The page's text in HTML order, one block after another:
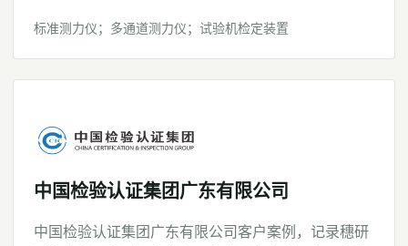
标准测力仪；多通道测力仪；试验机检定装置
中国检验认证集团广东有限公司
中国检验认证集团广东有限公司客户案例，记录穗研